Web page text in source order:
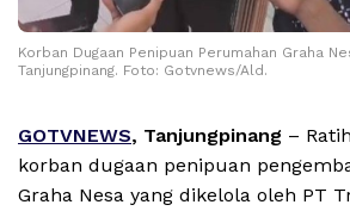
Korban Dugaan Penipuan Perumahan Graha
Tanjungpinang. Foto: Gotvnews/Ald.
GOTVNEWS, Tanjungpinang –
korban dugaan penipuan
Graha Nesa yang dikelola oleh PT